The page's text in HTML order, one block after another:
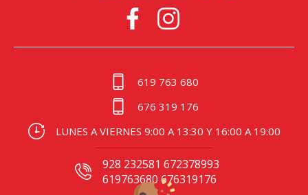
619 763 680
676 319 176
LUNES A VIERNES 9:00 A 13:30 Y 16:00 A 19:00
928 232581 672378993
619763680 676319176